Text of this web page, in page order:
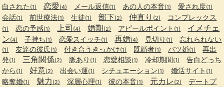
白された (1) 恋愛(4) メール返信(1) あの人の本音(1) 愛され度(1)
会話(1) 前世療法(1) 生徒(1) 部下(2) 仲直り (2) コンプレックス
(1) 恋の予感(1) 上司 (4) 婚期(2) アピールポイント (1)
イメチェ
ン(4) 子持ち(1) 恋愛スイッチ(1) 再婚(4) 見切り (1) 忘れられない
(1) 友達の彼氏(1) 付き合うきっかけ(1) 既婚者(1) バツ婚(1)
再出
発(1) 三角関係(2) 脈あり (1) 恋愛相談(1) 冷却期間(1)
告白どっち
から (1) 好意(2) 出会い運(1) シチュエーション(1) 婚活サイト (1)
略奪婚(1) 魅力 (2) 深層心理(1) 彼の本音(1) 元カレ (2)
デートプ